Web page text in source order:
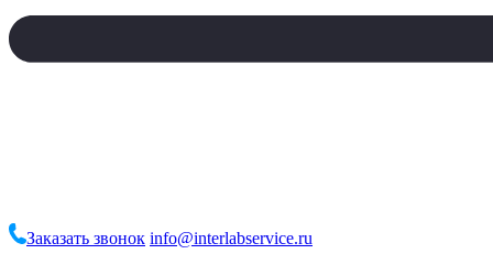
Заказать звонок info@interlabservice.ru